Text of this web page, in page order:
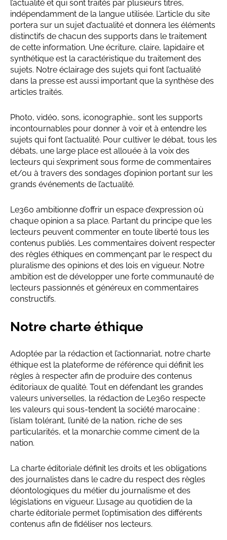
l’actualité et qui sont traités par plusieurs titres,
indépendamment de la langue utilisée. L’article du site
portera sur un sujet d’actualité et donnera les éléments
distinctifs de chacun des supports dans le traitement
de cette information. Une écriture, claire, lapidaire et
synthétique est la caractéristique du traitement des
sujets. Notre éclairage des sujets qui font l’actualité
dans la presse est aussi important que la synthèse des
articles traités.
Photo, vidéo, sons, iconographie… sont les supports
incontournables pour donner à voir et à entendre les
sujets qui font l’actualité. Pour cultiver le débat, tous les
débats, une large place est allouée à la voix des
lecteurs qui s’expriment sous forme de commentaires
et/ou à travers des sondages d’opinion portant sur les
grands événements de l’actualité.
Le360 ambitionne d’offrir un espace d’expression où
chaque opinion a sa place. Partant du principe que les
lecteurs peuvent commenter en toute liberté tous les
contenus publiés. Les commentaires doivent respecter
des règles éthiques en commençant par le respect du
pluralisme des opinions et des lois en vigueur. Notre
ambition est de développer une forte communauté de
lecteurs passionnés et généreux en commentaires
constructifs.
Notre charte éthique
Adoptée par la rédaction et l’actionnariat, notre charte
éthique est la plateforme de référence qui définit les
règles à respecter afin de produire des contenus
éditoriaux de qualité. Tout en défendant les grandes
valeurs universelles, la rédaction de Le360 respecte
les valeurs qui sous-tendent la société marocaine :
l’islam tolérant, l’unité de la nation, riche de ses
particularités, et la monarchie comme ciment de la
nation.
La charte éditoriale définit les droits et les obligations
des journalistes dans le cadre du respect des règles
déontologiques du métier du journalisme et des
législations en vigueur. L’usage au quotidien de la
charte éditoriale permet l’optimisation des différents
contenus afin de fidéliser nos lecteurs.